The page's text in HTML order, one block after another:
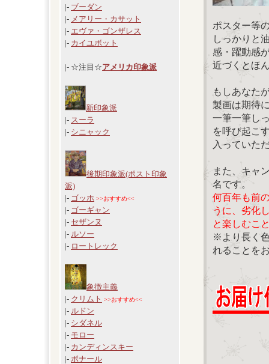
|- ブーダン
|- メアリー・カサット
|- エヴァ・ゴンザレス
|- カイユボット
|- ☆注目☆アメリカ印象派
新印象派
|- スーラ
|- シニャック
後期印象派(ポスト印象
派)
|- ゴッホ >>おすすめ<<
|- ゴーギャン
|- セザンヌ
|- ルソー
|- ロートレック
象徴主義
|- クリムト >>おすすめ<<
|- ルドン
|- シダネル
|- モロー
|- カンディンスキー
|- ボナール
ポスター等
しっかりと
感・躍動感
近づくとほ
もしあなた
製画は期待
一筆一筆し
を呼び起こ
入っていた
また、キャ
名です。
何百年も前
うに、劣化
と楽しむこ
※より長く
れることを